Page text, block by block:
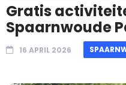
Gratis
Spaarnwoude
16 APRIL 2026